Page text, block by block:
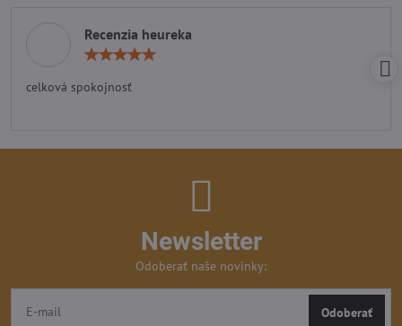
Recenzia heureka
celková spokojnosť
Newsletter
Odoberať naše novinky:
Odoberať